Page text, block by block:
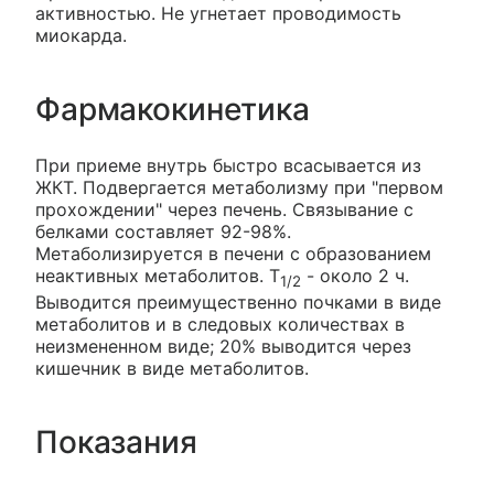
активностью. Не угнетает проводимость
миокарда.
Фармакокинетика
При приеме внутрь быстро всасывается из
ЖКТ. Подвергается метаболизму при "первом
прохождении" через печень. Связывание с
белками составляет 92-98%.
Метаболизируется в печени с образованием
неактивных метаболитов. T1/2 - около 2 ч.
Выводится преимущественно почками в виде
метаболитов и в следовых количествах в
неизмененном виде; 20% выводится через
кишечник в виде метаболитов.
Показания